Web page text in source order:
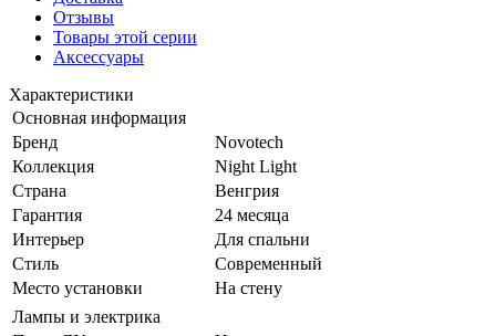
Отзывы
Товары этой серии
Аксессуары
Характеристики
Основная информация
Бренд
Novotech
Коллекция
Night Light
Страна
Венгрия
Гарантия
24 месяца
Интерьер
Для спальни
Стиль
Современный
Место установки
На стену
Лампы и электрика